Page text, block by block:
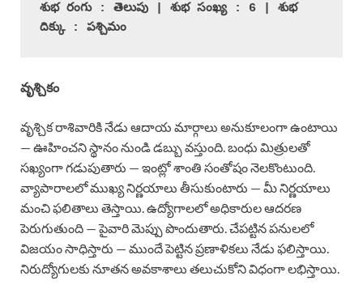
శుభ రంగు : తెలుపు | శుభ సంఖ్య : 6 | శుభ
దిక్కు : పశ్చిమం
వృశ్చికం
వృశ్చిక రాశివారికి నేడు ఆదాయ మార్గాలు అనుకూలంగా ఉంటాయి
— ఊహించని స్థానం నుండి డబ్బు వస్తుంది. బంధు మిత్రులతో
సఖ్యంగా గడుపుతారు — ఇంట్లో శాంతి సంతోషం నెలకొంటుంది.
వ్యాపారాలలో ముఖ్య నిర్ణయాలు తీసుకుంటారు — మీ నిర్ణయాలు
మంచి ఫలితాలు తెస్తాయి. ఉద్యోగాలలో అధికారుల ఆదరణ
పెరుగుతుంది — పైవారి మెప్పు పొందుతారు. చేపట్టిన పనులలో
విజయం సాధిస్తారు — ముందే పెట్టిన ప్రణాళికలు నేడు ఫలిస్తాయి.
నిరుద్యోగులకు నూతన అవకాశాలు తలుచుకోని విధంగా లభిస్తాయి.